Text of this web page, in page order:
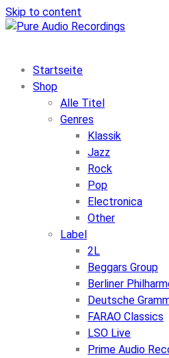
Skip to content
Startseite
Shop
Alle Titel
Genres
Klassik
Jazz
Rock
Pop
Electronica
Other
Label
2L
Beggars Group
Berliner
Deutsche
FARAO Classics
LSO Live
Prime Audio